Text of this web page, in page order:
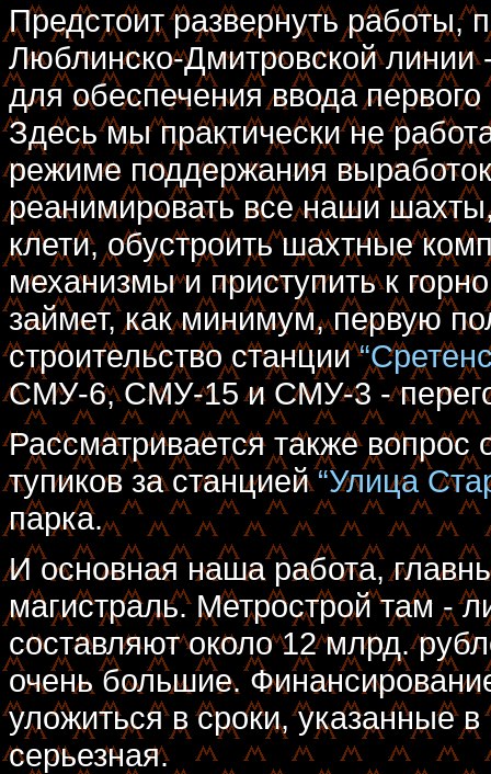
Предстоит развернуть
Люблинско-Дмитровской линии
для обеспечения ввода первого
Здесь мы практически не
режиме поддержания
реанимировать все наши
клети, обустроить шахтные
механизмы и приступить к
займет, как минимум, первую
строительство станции
СМУ-6, СМУ-15 и СМУ-3 -
Рассматривается также
тупиков за станцией“Улица
парка.
И основная наша работа,
магистраль. Метрострой там -
составляют около 12 млрд.
очень большие.
уложиться в сроки, указанные
серьезная.